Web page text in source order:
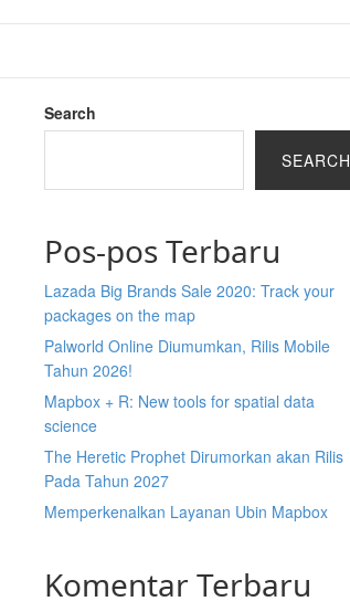
Search
SEARCH
Pos-pos Terbaru
Lazada Big Brands Sale 2020: Track your
packages on the map
Palworld Online Diumumkan, Rilis Mobile
Tahun 2026!
Mapbox + R: New tools for spatial data
science
The Heretic Prophet Dirumorkan akan Rilis
Pada Tahun 2027
Memperkenalkan Layanan Ubin Mapbox
Komentar Terbaru